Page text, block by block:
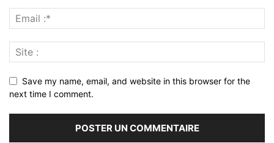
Save my name, email, and website in this browser for the
next time I comment.